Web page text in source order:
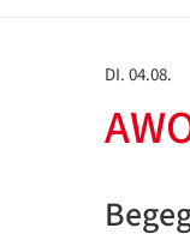
DI. 04.08.